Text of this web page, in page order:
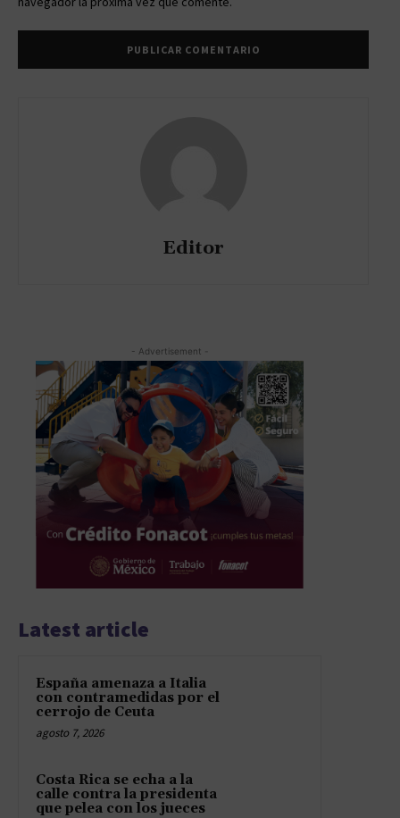
Editor
- Advertisement -
Latest article
España amenaza a Italia
con contramedidas por el
cerrojo de Ceuta
agosto 7, 2026
Costa Rica se echa a la
calle contra la presidenta
que pelea con los jueces